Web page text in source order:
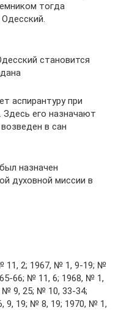
тогда
становится
аспирантуру при
его назначают
в сан
назначен
духовной миссии в
11, 2; 1967, № 1, 9-19; №
66; № 11, 6; 1968, № 1,
9, 25; № 10, 33-34;
9, 19; № 8, 19; 1970, № 1,